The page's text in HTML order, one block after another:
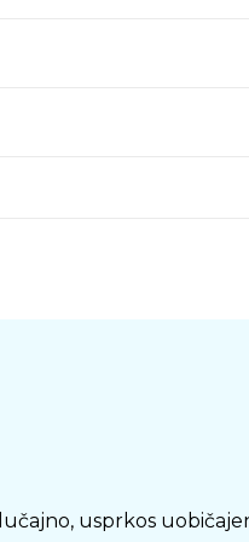
usprkos